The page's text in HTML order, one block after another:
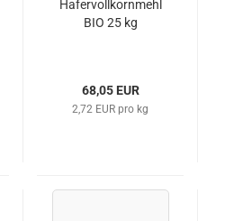
Hafervollkornmehl
BIO 25 kg
68,05 EUR
2,72 EUR pro kg